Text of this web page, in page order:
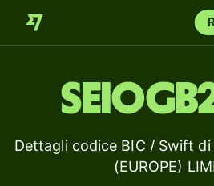
Dettagli codice BIC / Swift di
(EUROPE)